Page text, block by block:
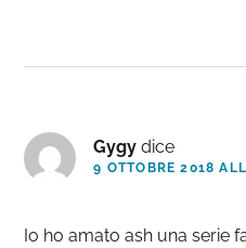
Gygy dice
9 OTTOBRE 2018
Io ho amato ash una serie